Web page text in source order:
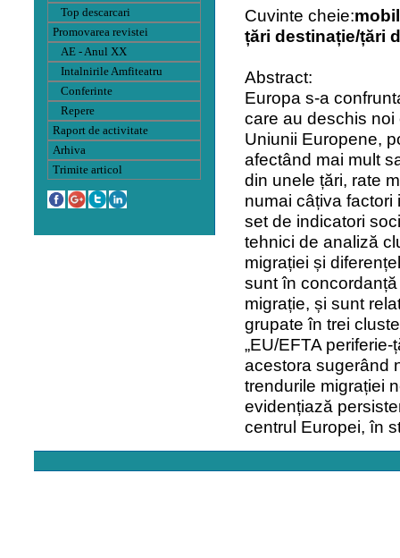
Top descarcari
Promovarea revistei
AE - Anul XX
Intalnirile Amfiteatru
Conferinte
Repere
Raport de activitate
Arhiva
Trimite articol
Cuvinte cheie:
țări destinație/țări
Abstract:
Europa s-a
care au deschis noi
Uniunii Europene,
afectând mai mult
din unele țări, rate
numai câțiva
set de indicatori
tehnici de analiză
migrației și
sunt în
migrație, și sunt
grupate în trei
„EU/EFTA periferie-
acestora sugerând
trendurile migrației
evidențiază
centrul Europei, în